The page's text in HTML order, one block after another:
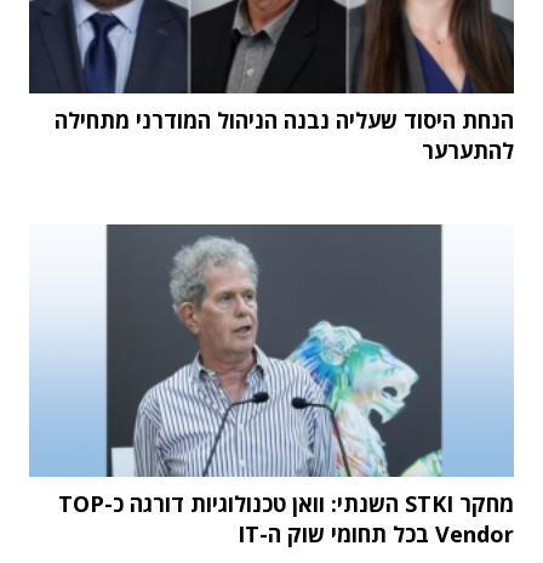
הנחת היסוד שעליה נבנה הניהול המודרני מתחילה
להתערער
מחקר STKI השנתי: וואן טכנולוגיות דורגה כ-TOP
Vendor בכל תחומי שוק ה-IT